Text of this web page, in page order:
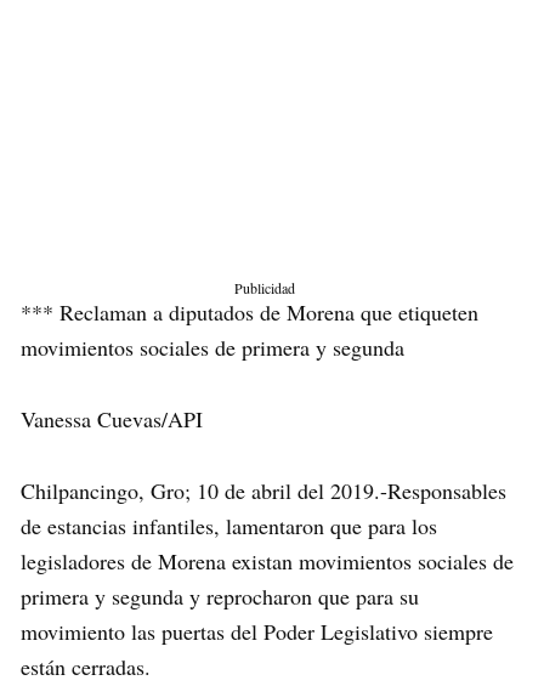
Publicidad
*** Reclaman a diputados de Morena que etiqueten
movimientos sociales de primera y segunda
Vanessa Cuevas/API
Chilpancingo, Gro; 10 de abril del 2019.-Responsables
de estancias infantiles, lamentaron que para los
legisladores de Morena existan movimientos sociales de
primera y segunda y reprocharon que para su
movimiento las puertas del Poder Legislativo siempre
están cerradas.